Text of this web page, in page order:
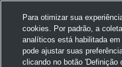
Home Volkswagen
Para otimizar sua
cookies. Por padrão, a
analíticos está habilitada
pode ajustar suas
clicando no botão 'Definição